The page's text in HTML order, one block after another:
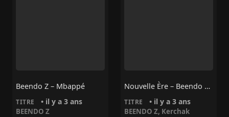
Beendo Z – Mbappé
TITRE • il y a 3 ans
BEENDO Z
Nouvelle Ère – Beendo Z, Kerchak,
TITRE • il y a 3 ans
BEENDO Z, Kerchak